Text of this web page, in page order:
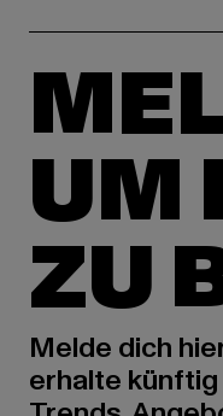
UM
ZU
Melde dich
erhalte